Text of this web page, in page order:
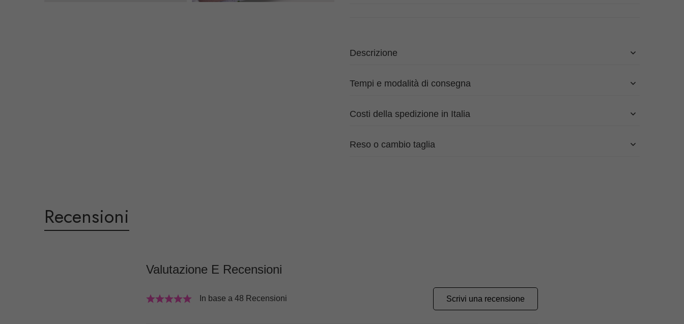
Descrizione
Tempi e modalità di consegna
Costi della spedizione in Italia
Reso o cambio taglia
Recensioni
Valutazione E Recensioni
In base a 48 Recensioni Scrivi una recensione